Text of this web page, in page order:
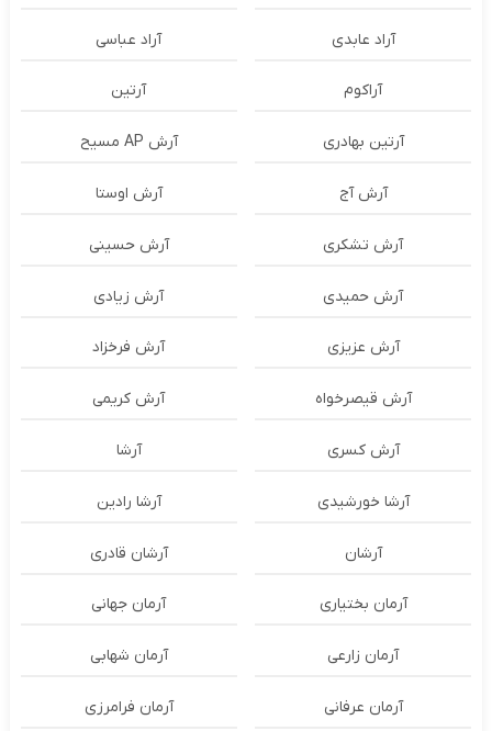
آراد عابدی آراد عباسی
آراکوم آرتین
آرتین بهادری آرش AP مسیح
آرش آج آرش اوستا
آرش تشکری آرش حسینی
آرش حمیدی آرش زیادی
آرش عزیزی آرش فرخزاد
آرش قیصرخواه آرش کریمی
آرش کسری آرشا
آرشا خورشیدی آرشا رادین
آرشان آرشان قادری
آرمان بختیاری آرمان جهانی
آرمان زارعی آرمان شهابی
آرمان عرفانی آرمان فرامرزی